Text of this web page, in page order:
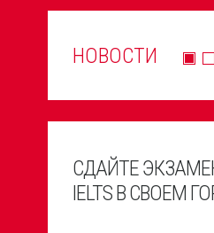
НОВОСТИ
СДАЙТЕ
IELTS В СВОЕМ